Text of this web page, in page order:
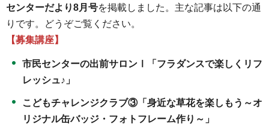
センターだより8月号を掲載しました。主な記事は以下の通
りです。どうぞご覧ください。
【募集講座】
市民センターの出前サロンⅠ「フラダンスで楽しくリフ
レッシュ♪」
こどもチャレンジクラブ③「身近な草花を楽しもう～オ
リジナル缶バッジ・フォトフレーム作り～」